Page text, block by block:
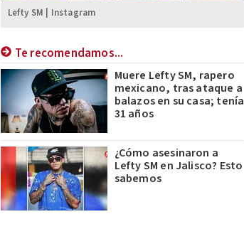
Lefty SM | Instagram
Te recomendamos...
Muere Lefty SM, rapero
mexicano, tras ataque a
balazos en su casa; tenía
31 años
¿Cómo asesinaron a
Lefty SM en Jalisco? Esto
sabemos